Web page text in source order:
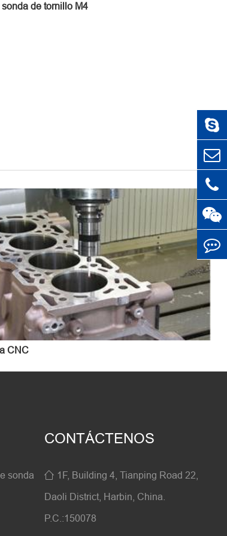
de tornillo M4
CNC
sonda
CONTÁCTENOS
 1F, Building 4, Tianping Road 22,
Daoli District, Harbin, China.
P.C.:150078